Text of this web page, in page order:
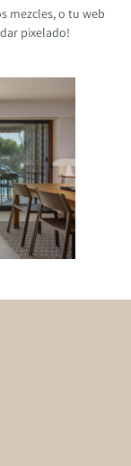
mezcles, o tu web
pixelado!